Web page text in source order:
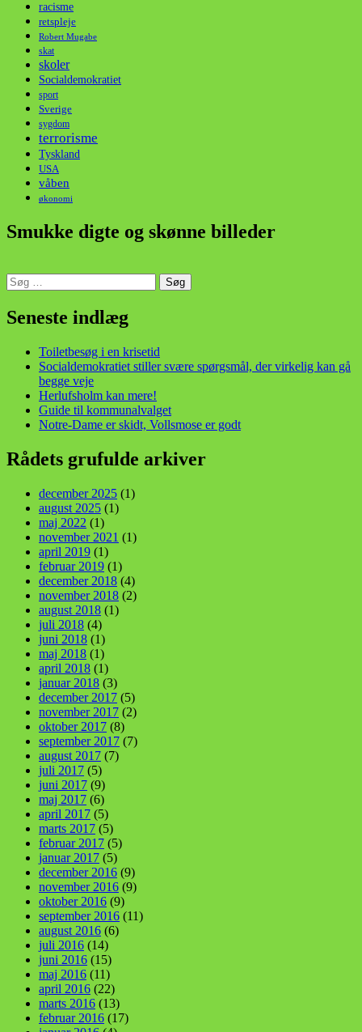
racisme
retspleje
Robert Mugabe
skat
skoler
Socialdemokratiet
sport
Sverige
sygdom
terrorisme
Tyskland
USA
våben
økonomi
Smukke digte og skønne billeder
Søg
efter:
Seneste indlæg
Toiletbesøg i en krisetid
Socialdemokratiet stiller svære spørgsmål, der virkelig kan gå
begge veje
Herlufsholm kan mere!
Guide til kommunalvalget
Notre-Dame er skidt, Vollsmose er godt
Rådets grufulde arkiver
december 2025 (1)
august 2025 (1)
maj 2022 (1)
november 2021 (1)
april 2019 (1)
februar 2019 (1)
december 2018 (4)
november 2018 (2)
august 2018 (1)
juli 2018 (4)
juni 2018 (1)
maj 2018 (1)
april 2018 (1)
januar 2018 (3)
december 2017 (5)
november 2017 (2)
oktober 2017 (8)
september 2017 (7)
august 2017 (7)
juli 2017 (5)
juni 2017 (9)
maj 2017 (6)
april 2017 (5)
marts 2017 (5)
februar 2017 (5)
januar 2017 (5)
december 2016 (9)
november 2016 (9)
oktober 2016 (9)
september 2016 (11)
august 2016 (6)
juli 2016 (14)
juni 2016 (15)
maj 2016 (11)
april 2016 (22)
marts 2016 (13)
februar 2016 (17)